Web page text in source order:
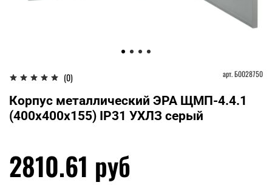
(0) арт.Б0028750
Корпус металлический ЭРА ЩМП-4.4.1
(400х400х155) IP31 УХЛЗ серый
2810.61 руб